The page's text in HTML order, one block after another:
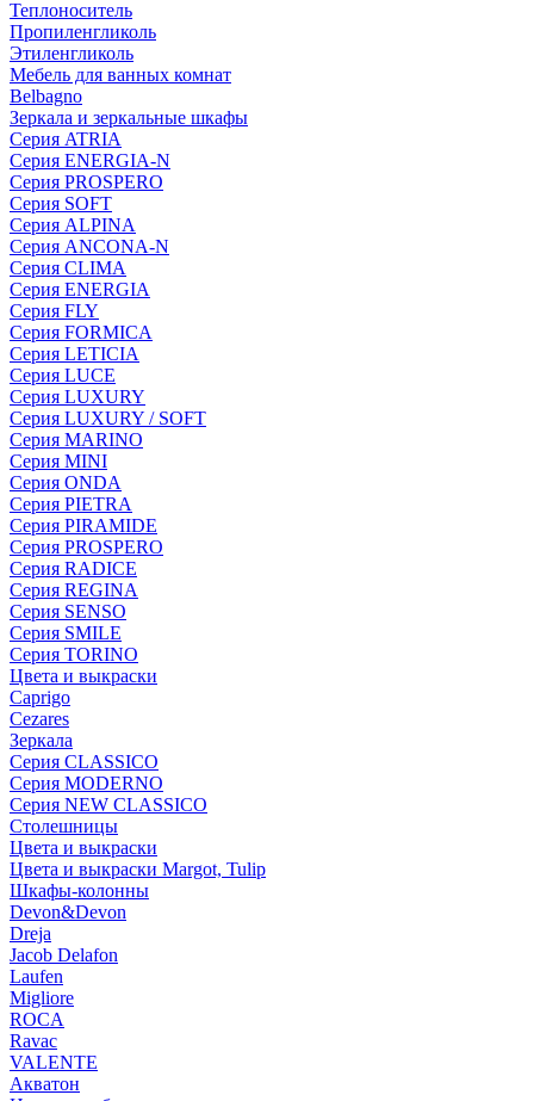
Теплоноситель
Пропиленгликоль
Этиленгликоль
Мебель для ванных комнат
Belbagno
Зеркала и зеркальные шкафы
Серия ATRIA
Серия ENERGIA-N
Серия PROSPERO
Серия SOFT
Серия ALPINA
Серия ANCONA-N
Серия CLIMA
Серия ENERGIA
Серия FLY
Серия FORMICA
Серия LETICIA
Серия LUCE
Серия LUXURY
Серия LUXURY / SOFT
Серия MARINO
Серия MINI
Серия ONDA
Серия PIETRA
Серия PIRAMIDE
Серия PROSPERO
Серия RADICE
Серия REGINA
Серия SENSO
Серия SMILE
Серия TORINO
Цвета и выкраски
Caprigo
Cezares
Зеркала
Серия CLASSICO
Серия MODERNO
Серия NEW CLASSICO
Столешницы
Цвета и выкраски
Цвета и выкраски Margot, Tulip
Шкафы-колонны
Devon&Devon
Dreja
Jacob Delafon
Laufen
Migliore
ROCA
Rаvac
VALENTE
Акватон